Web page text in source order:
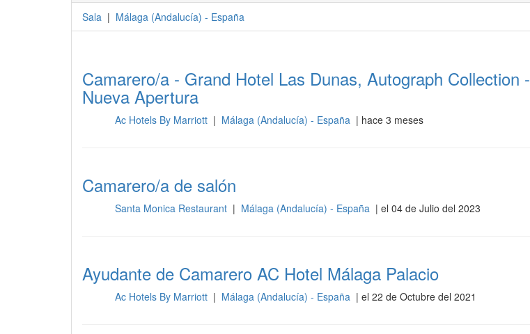
Sala | Málaga (Andalucía) - España
Camarero/a - Grand Hotel Las Dunas, Autograph Collection -
Nueva Apertura
Ac Hotels By Marriott | Málaga (Andalucía) - España | hace 3 meses
Camarero/a de salón
Santa Monica Restaurant | Málaga (Andalucía) - España | el 04 de Julio del 2023
Ayudante de Camarero AC Hotel Málaga Palacio
Ac Hotels By Marriott | Málaga (Andalucía) - España | el 22 de Octubre del 2021